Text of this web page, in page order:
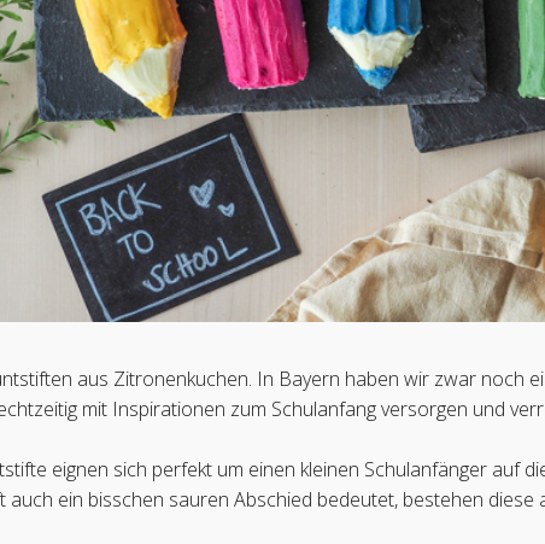
aus Zitronenkuchen. In Bayern haben wir zwar noch
mit Inspirationen zum Schulanfang versorgen und
eignen sich perfekt um einen kleinen Schulanfänger auf
auch ein bisschen sauren Abschied bedeutet, bestehen diese